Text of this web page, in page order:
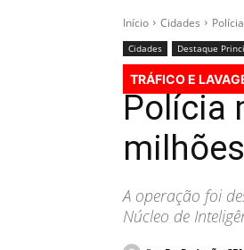
Início Cidades
Cidades Destaque
TRÁFICO E
Polícia
A operação foi
Núcleo de